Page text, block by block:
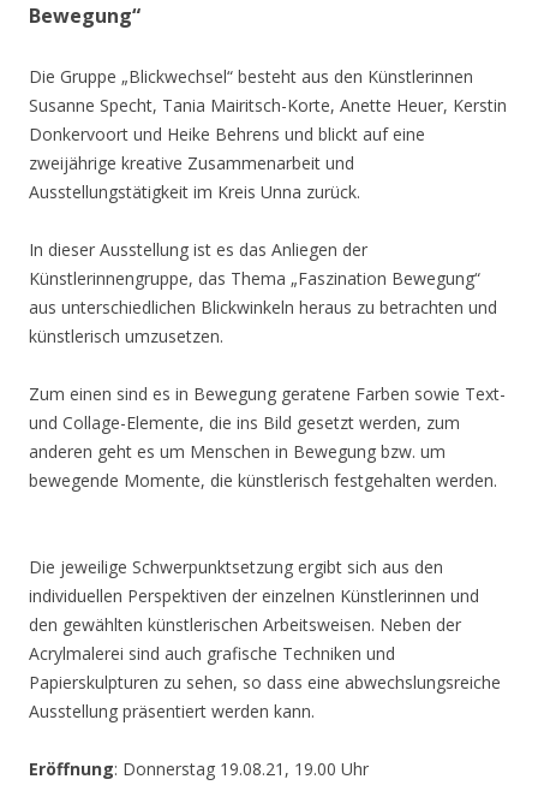
Bewegung“
Die Gruppe „Blickwechsel“ besteht aus den Künstlerinnen
Susanne Specht, Tania Mairitsch-Korte, Anette Heuer, Kerstin
Donkervoort und Heike Behrens und blickt auf eine
zweijährige kreative Zusammenarbeit und
Ausstellungstätigkeit im Kreis Unna zurück.
In dieser Ausstellung ist es das Anliegen der
Künstlerinnengruppe, das Thema „Faszination Bewegung“
aus unterschiedlichen Blickwinkeln heraus zu betrachten und
künstlerisch umzusetzen.
Zum einen sind es in Bewegung geratene Farben sowie Text-
und Collage-Elemente, die ins Bild gesetzt werden, zum
anderen geht es um Menschen in Bewegung bzw. um
bewegende Momente, die künstlerisch festgehalten werden.
Die jeweilige Schwerpunktsetzung ergibt sich aus den
individuellen Perspektiven der einzelnen Künstlerinnen und
den gewählten künstlerischen Arbeitsweisen. Neben der
Acrylmalerei sind auch grafische Techniken und
Papierskulpturen zu sehen, so dass eine abwechslungsreiche
Ausstellung präsentiert werden kann.
Eröffnung: Donnerstag 19.08.21, 19.00 Uhr